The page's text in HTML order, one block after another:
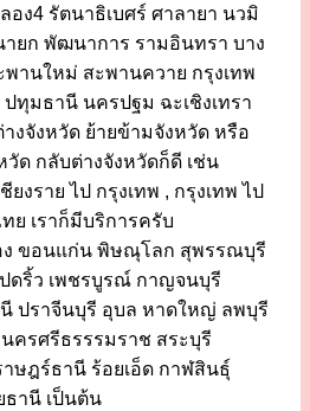
ง4 รัตนาธิเบศร์ ศาลายา นวมิ
ยก พัฒนาการ รามอินทรา บาง
านใหม่ สะพานควาย กรุงเทพ
ทุมธานี นครปฐม ฉะเชิงเทรา
งจังหวัด ย้ายข้ามจังหวัด หรือ
วัด กลับต่างจังหวัดก็ดี เช่น
ยงราย ไป กรุงเทพ , กรุงเทพ ไป
ย เราก็มีบริการครับ
ขอนแก่น พิษณุโลก สุพรรณบุรี
ดริ้ว เพชรบูรณ์ กาญจนบุรี
ปราจีนบุรี อุบล หาดใหญ่ ลพบุรี
ครศรีธรรรมราช สระบุรี
ษฎร์ธานี ร้อยเอ็ด กาฬสินธุ์
านี เป็นต้น